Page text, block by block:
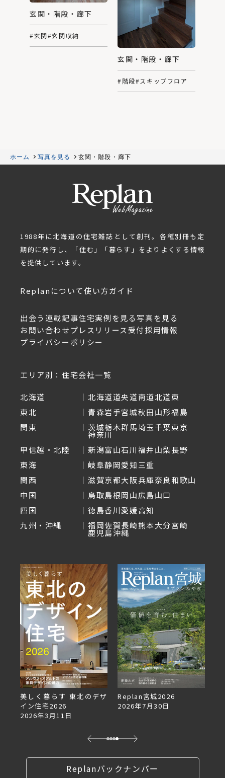
玄関・階段・廊下
#玄関#玄関収納
玄関・階段・廊下
#階段#スキップフロア
ホーム 写真を見る 玄関・階段・廊下
1988年に北海道の住宅雑誌として創刊。各種別冊も定
期的に発行し、「住む」「暮らす」をよりよくする情報
を提供しています。
Replanについて使い方ガイド
出会う 連載記事住宅実例を見る写真を見る
お問い合わせ プレスリリース受付採用情報
プライバシーポリシー
エリア別：住宅会社一覧
北海道 北海道道央道南道北道東
東北
青森岩手宮城秋田山形福島
関東
茨城栃木群馬埼玉千葉東京
神奈川
甲信越・北陸
新潟富山石川福井山梨長野
東海
岐阜静岡愛知三重
関西
滋賀京都大阪兵庫奈良和歌山
中国
鳥取島根岡山広島山口
四国
徳島香川愛媛高知
九州・沖縄
福岡佐賀長崎熊本大分宮崎
鹿児島沖縄
美しく暮らす 東北のデザ
イン住宅2026
2026年3月11日
Replan宮城2026
2026年7月30日
Replanバックナンバー